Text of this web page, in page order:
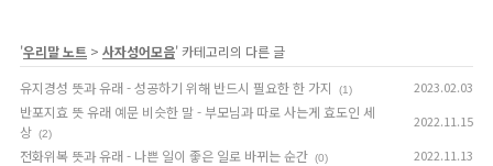
'우리말 노트 > 사자성어모음' 카테고리의 다른 글
유지경성 뜻과 유래 - 성공하기 위해 반드시 필요한 한 가지
(1) 2023.02.03
반포지효 뜻 유래 예문 비슷한 말 - 부모님과 따로 사는게 효도인 세
상 (2)
2022.11.15
전화위복 뜻과 유래 - 나쁜 일이 좋은 일로 바뀌는 순간 (0) 2022.11.13